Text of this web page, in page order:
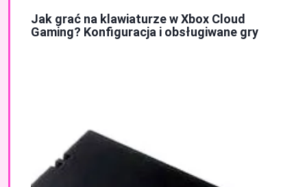
Jak grać na klawiaturze w Xbox Cloud
Gaming? Konfiguracja i obsługiwane gry